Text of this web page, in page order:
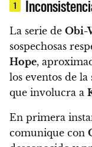
1
La serie de Obi-
sospechosas
Hope,
los eventos de
que involucra a
En primera
comunique con